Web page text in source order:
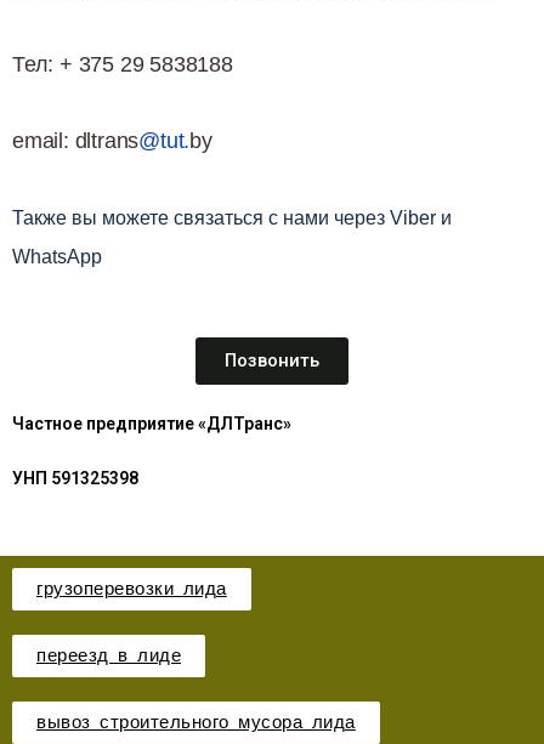
Тел: + 375 29 5838188
email: dltrans@tut.by
Также вы можете связаться с нами через Viber и
WhatsApp
Позвонить
Частное предприятие «ДЛТранс»
УНП 591325398
грузоперевозки лида
переезд в лиде
вывоз строительного мусора лида